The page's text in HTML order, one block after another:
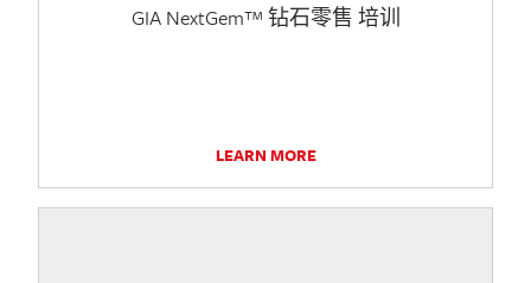
GIA NextGem™ 钻石零售 培训
LEARN MORE